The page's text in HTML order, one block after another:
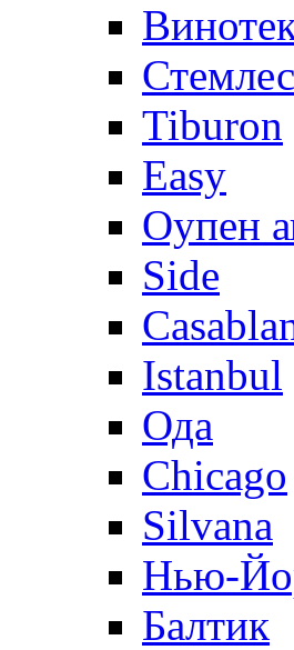
Tiburon
Easy
Оупен
Side
Istanbul
Ода
Chicago
Silvana
Нью-
Балтик